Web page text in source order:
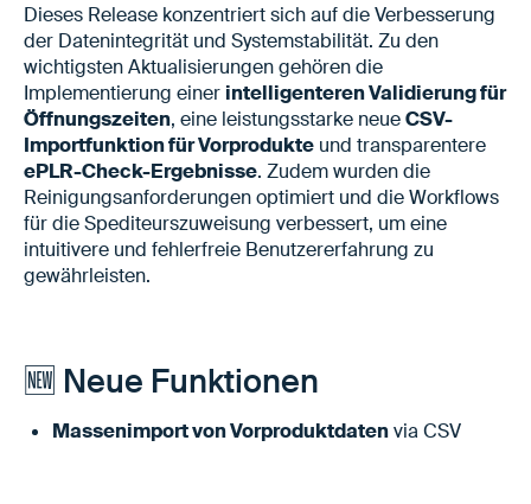
Dieses Release konzentriert sich auf die Verbesserung
der Datenintegrität und Systemstabilität. Zu den
wichtigsten Aktualisierungen gehören die
Implementierung einer intelligenteren Validierung für
Öffnungszeiten, eine leistungsstarke neueCSV-
Importfunktion für Vorprodukte und transparentere
ePLR-Check-Ergebnisse. Zudem wurden die
Reinigungsanforderungen optimiert und die Workflows
für die Spediteurszuweisung verbessert, um eine
intuitivere und fehlerfreie Benutzererfahrung zu
gewährleisten.
🆕 Neue Funktionen
Massenimport von Vorproduktdatenvia CSV